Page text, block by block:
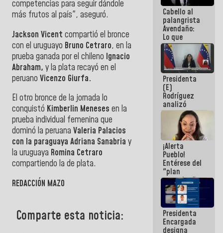
competencias para seguir dándole
más frutos al país", aseguró.
Jackson Vicent compartió el bronce
con el uruguayo Bruno Cetraro, en la
prueba ganada por el chileno Ignacio
Abraham, y la plata recayó en el
peruano Vicenzo Giurfa.
El otro bronce de la jornada lo
conquistó Kimberlin Meneses en la
prueba individual femenina que
dominó la peruana Valeria Palacios
con la paraguaya Adriana Sanabria y
la uruguaya Romina Cetraro
compartiendo la de plata.
REDACCIÓN MAZO
Comparte esta noticia:
Constitución
de la
República
Cabello al
palangrista
Avendaño:
Lo que
vayas a
escribir
hazlo hoy
por que no
sabemos si
la semana
que viene
hay
programa
Presidenta
(E)
Rodríguez
analizó
junto a
gobernadores
planes de
recuperación
del Sistema
Eléctrico
Nacional
¡Alerta
Pueblo!
Entérese del
"plan
enjambre"
de La Sayo
para
sabotear el
diálogo y
promover el
Presidenta
Encargada
designa